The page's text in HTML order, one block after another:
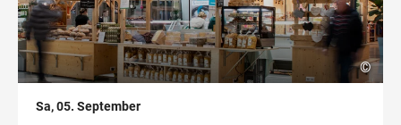
©
Sa, 05. September